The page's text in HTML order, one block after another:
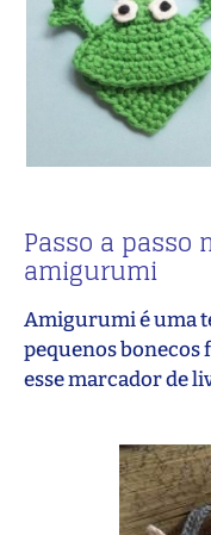
Passo a passo
amigurumi
Amigurumi é uma
pequenos bonecos
esse marcador de